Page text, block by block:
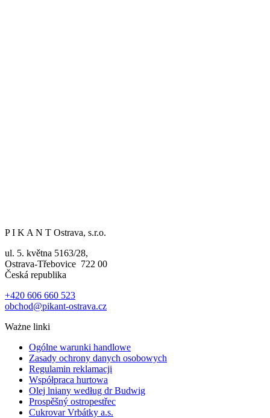
P I K A N T Ostrava, s.r.o.
ul. 5. května 5163/28,
Ostrava-Třebovice 722 00
Česká republika
+420 606 660 523
obchod@pikant-ostrava.cz
Ważne linki
Ogólne warunki handlowe
Zasady ochrony danych osobowych
Regulamin reklamacji
Współpraca hurtowa
Olej lniany według dr Budwig
Prospěšný ostropestřec
Cukrovar Vrbátky a.s.